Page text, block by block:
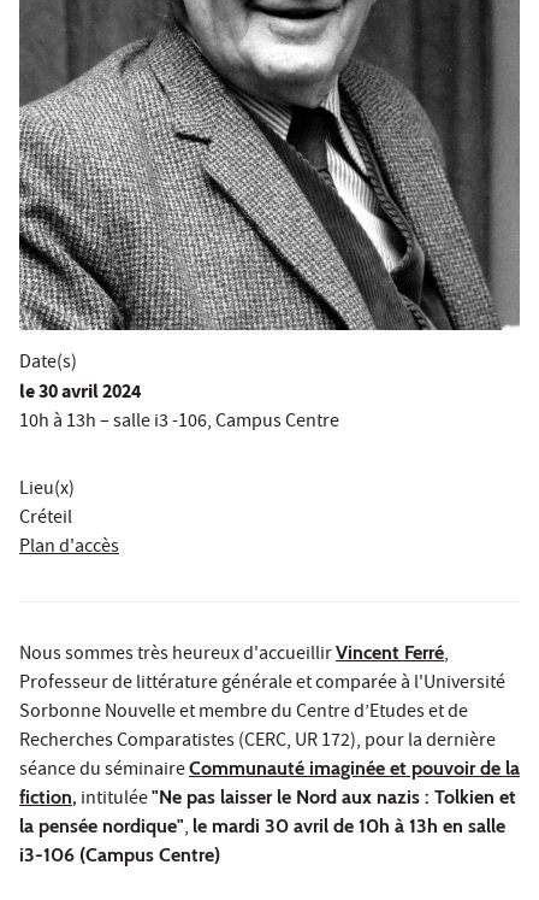
Date(s)
le30 avril 2024
10h à 13h – salle i3 -106, Campus Centre
Lieu(x)
Créteil
Plan d'accès
Nous sommes très heureux d'accueillirVincent Ferré,
Professeur de littérature générale et comparée à l'Université
Sorbonne Nouvelle et membre du Centre d’Etudes et de
Recherches Comparatistes (CERC, UR 172), pour la dernière
séance du séminaireCommunauté imaginée et pouvoir de la
fiction, intitulée"Ne pas laisser le Nord aux nazis : Tolkien et
la pensée nordique", le mardi 30 avril de 10h à 13h en salle
i3-106 (Campus Centre)